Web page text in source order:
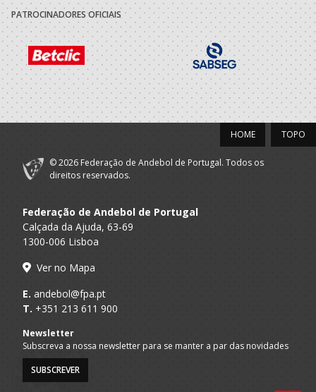
PATROCINADORES OFICIAIS
TOPO
HOME
© 2026 Federação de Andebol de Portugal. Todos os
direitos reservados.
Federação de Andebol de Portugal
Calçada da Ajuda, 63-69
1300-006 Lisboa
Ver no Mapa
E. andebol@fpa.pt
T. +351 213 611 900
Newsletter
Subscreva a nossa newsletter para se manter a par das novidades
SUBSCREVER